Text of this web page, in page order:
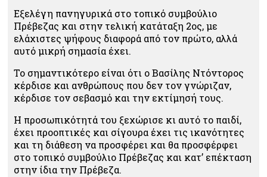
Εξελέγη πανηγυρικά στο τοπικό συμβούλιο
Πρέβεζας και στην τελική κατάταξη 2ος, με
ελάχιστες ψήφους διαφορά από τον πρώτο, αλλά
αυτό μικρή σημασία έχει.
Το σημαντικότερο είναι ότι ο Βασίλης Ντόντορος
κέρδισε και ανθρώπους που δεν τον γνώριζαν,
κέρδισε τον σεβασμό και την εκτίμησή τους.
Η προσωπικότητά του ξεχώρισε κι αυτό το παιδί,
έχει προοπτικές και σίγουρα έχει τις ικανότητες
και τη διάθεση να προσφέρει και θα προσφέρφει
στο τοπικό συμβούλιο Πρέβεζας και κατ’ επέκταση
στην ίδια την Πρέβεζα.